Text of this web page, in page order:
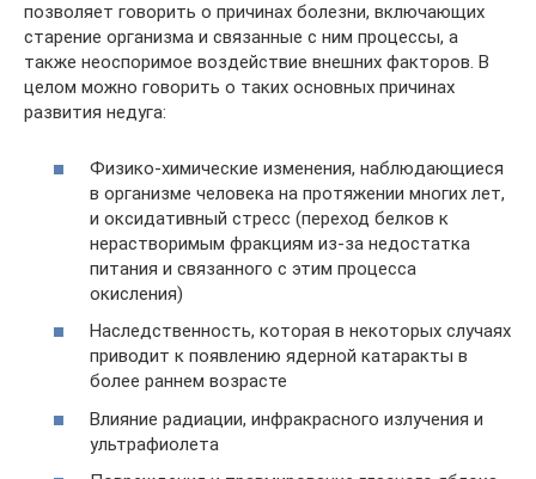
позволяет говорить о причинах болезни, включающих
старение организма и связанные с ним процессы, а
также неоспоримое воздействие внешних факторов. В
целом можно говорить о таких основных причинах
развития недуга:
Физико-химические изменения, наблюдающиеся
в организме человека на протяжении многих лет,
и оксидативный стресс (переход белков к
нерастворимым фракциям из-за недостатка
питания и связанного с этим процесса
окисления)
Наследственность, которая в некоторых случаях
приводит к появлению ядерной катаракты в
более раннем возрасте
Влияние радиации, инфракрасного излучения и
ультрафиолета